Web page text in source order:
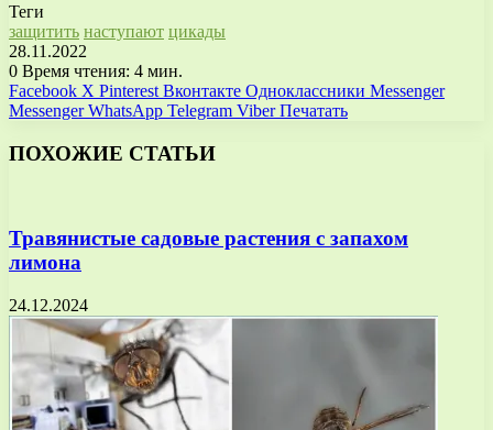
Теги
защитить наступают цикады
28.11.2022
0 Время чтения: 4 мин.
Facebook X Pinterest Вконтакте Одноклассники Messenger
Messenger WhatsApp Telegram Viber Печатать
ПОХОЖИЕ СТАТЬИ
Травянистые садовые растения с запахом
лимона
24.12.2024